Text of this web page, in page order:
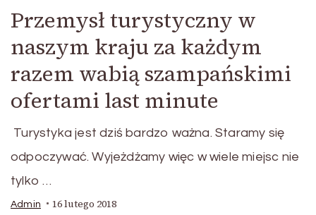
Przemysł turystyczny w
naszym kraju za każdym
razem wabią szampańskimi
ofertami last minute
Turystyka jest dziś bardzo ważna. Staramy się
odpoczywać. Wyjeżdżamy więc w wiele miejsc nie
tylko …
Admin 16 lutego 2018